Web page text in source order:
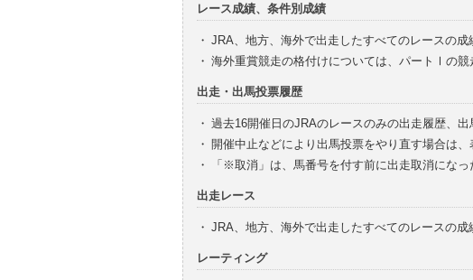
レース成績、条件別成績
・ JRA、地方、海外で出走したすべてのレースの
・ 海外重賞競走の格付けについては、パートⅠの競
出走・出馬投票履歴
・ 過去16開催日のJRAのレースのみの出走履歴、出
・ 開催中止などにより出馬投票をやり直す場合は、
・
「※取消」は、馬番号を付す前に出走取消になっ
出走レース
・ JRA、地方、海外で出走したすべてのレースの
レーティング